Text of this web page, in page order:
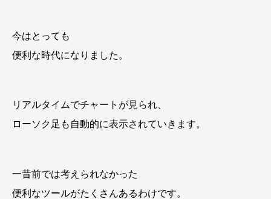
今はとっても
便利な時代になりました。
リアルタイムでチャートが見られ、
ローソク足も自動的に表示されていきます。
一昔前では考えられなかった
便利なツールがたくさんあるわけです。